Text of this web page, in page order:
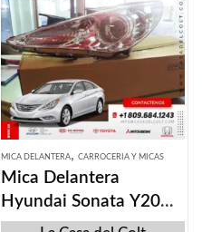
MICA DELANTERA, CARROCERIA Y MICAS
Mica Delantera
Hyundai Sonata Y20
2012